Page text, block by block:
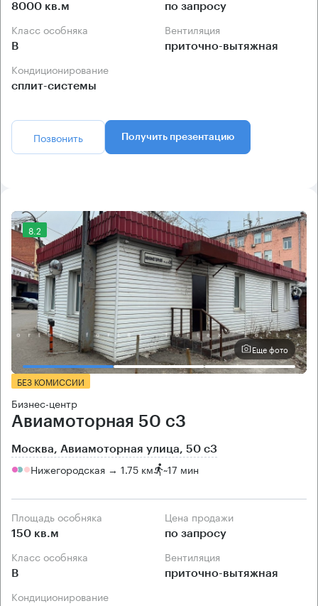
8000 кв.м по запросу
Класс особняка
B
Вентиляция
приточно-вытяжная
Кондиционирование
сплит-системы
Позвонить Получить презентацию
8.2
Еще фото
БЕЗ КОМИССИИ
Бизнес-центр
Авиамоторная 50 с3
Москва, Авиамоторная улица, 50 с3
Нижегородская → 1.75 км ~17 мин
Площадь особняка
150 кв.м
Цена продажи
по запросу
Класс особняка
B
Вентиляция
приточно-вытяжная
Кондиционирование